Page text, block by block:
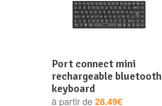
port connect mini
rechargeable bluetooth
keyboard
à partir de28.49€